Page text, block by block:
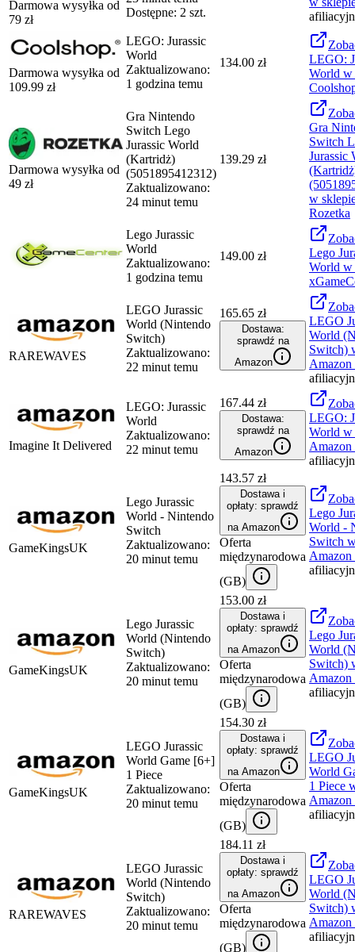
Darmowa wysyłka od
79 zł
Dostępne: 2 szt.
Darmowa wysyłka od
109.99 zł
LEGO: Jurassic
World
Zaktualizowano:
1 godzina temu
134.00 zł
LEGO:
World w
Darmowa wysyłka od
49 zł
Gra Nintendo
Switch Lego
Jurassic World
(Kartridż)
(5051895412312)
Zaktualizowano:
24 minut temu
139.29 zł
Gra
Switch
Jurassic
w
Rozetka
Lego Jurassic
World
Zaktualizowano:
1 godzina temu
149.00 zł
Lego
World w
RAREWAVES
LEGO Jurassic
World (Nintendo
Switch)
Zaktualizowano:
22 minut temu
165.65 zł
Dostawa:
sprawdź na
Amazon
LEGO
World
Switch)
Amazon
Imagine It Delivered
LEGO: Jurassic
World
Zaktualizowano:
22 minut temu
167.44 zł
Dostawa:
sprawdź na
Amazon
LEGO:
World w
Amazon
GameKingsUK
Lego Jurassic
World - Nintendo
Switch
Zaktualizowano:
20 minut temu
143.57 zł
Dostawa i
opłaty: sprawdź
na Amazon
Oferta
międzynarodowa
(GB)
Lego
World -
Switch
GameKingsUK
Lego Jurassic
World (Nintendo
Switch)
Zaktualizowano:
20 minut temu
153.00 zł
Dostawa i
opłaty: sprawdź
na Amazon
Oferta
międzynarodowa
(GB)
Lego
World
Switch)
GameKingsUK
LEGO Jurassic
World Game [6+]
1 Piece
Zaktualizowano:
20 minut temu
154.30 zł
Dostawa i
opłaty: sprawdź
na Amazon
Oferta
międzynarodowa
(GB)
LEGO
World
1 Piece
RAREWAVES
LEGO Jurassic
World (Nintendo
Switch)
Zaktualizowano:
20 minut temu
184.11 zł
Dostawa i
opłaty: sprawdź
na Amazon
Oferta
międzynarodowa
(GB)
LEGO
World
Switch)